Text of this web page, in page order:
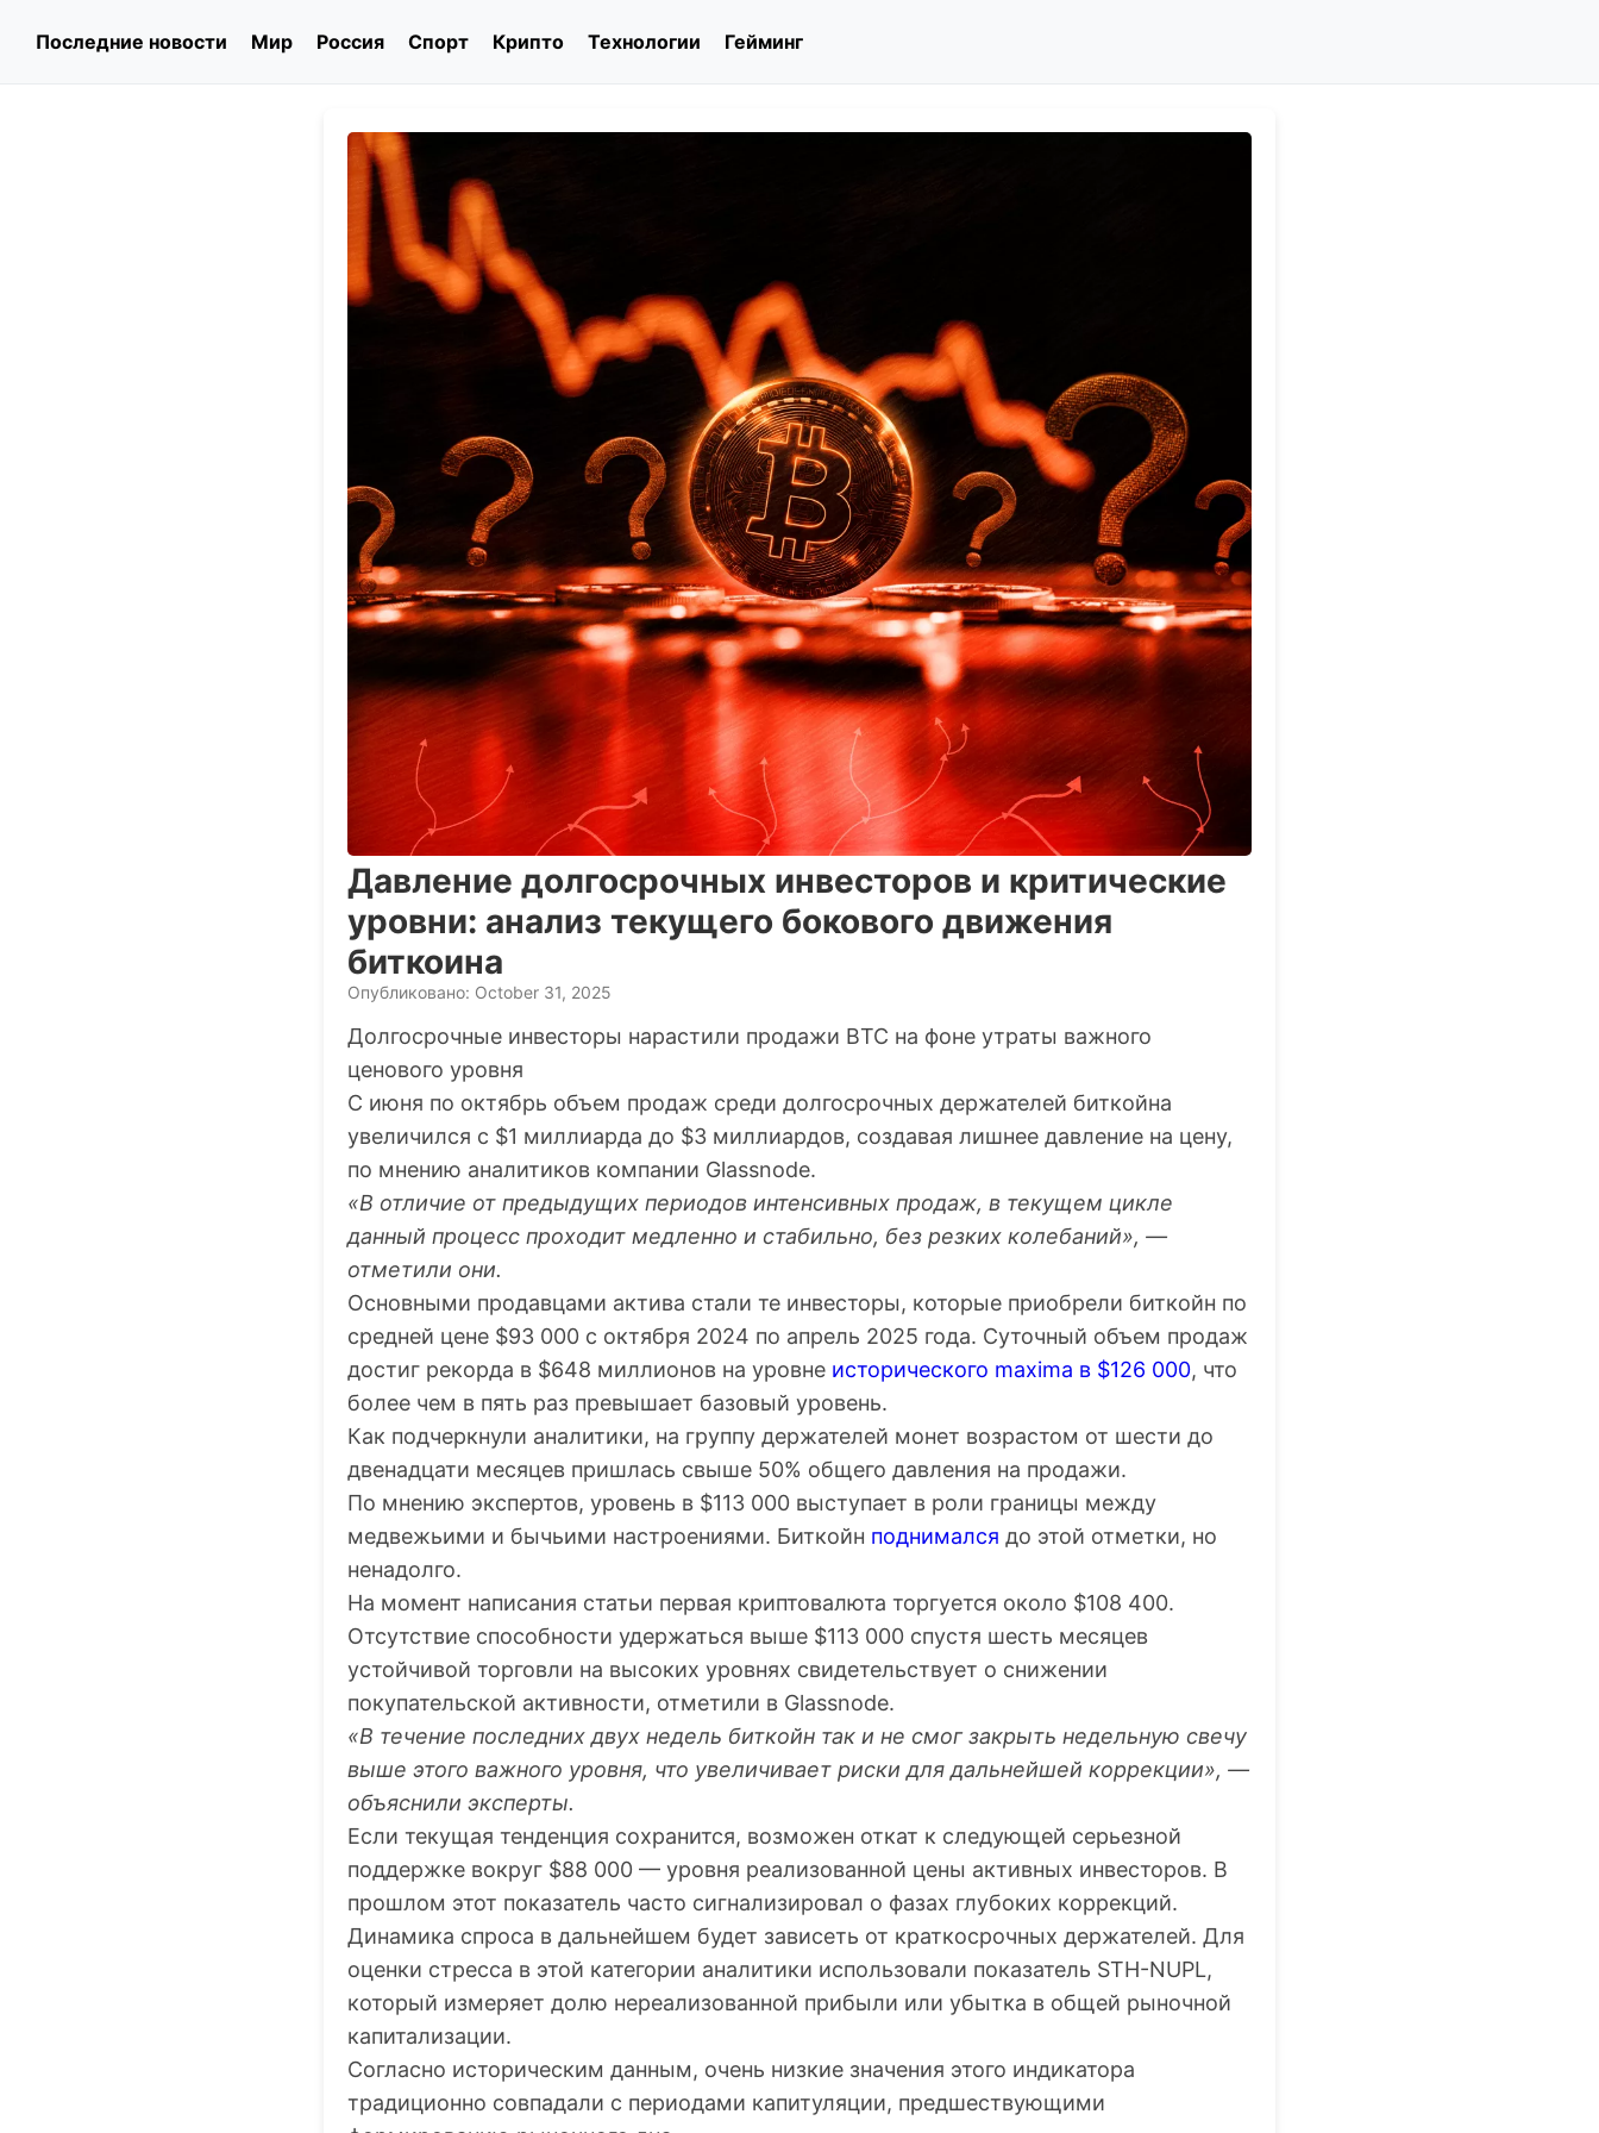
Последние новости Мир Россия Спорт Крипто Технологии Гейминг
Давление долгосрочных инвесторов и критические
уровни: анализ текущего бокового движения
биткоина
Опубликовано: October 31, 2025
Долгосрочные инвесторы нарастили продажи BTC на фоне утраты важного
ценового уровня
С июня по октябрь объем продаж среди долгосрочных держателей биткойна
увеличился с $1 миллиарда до $3 миллиардов, создавая лишнее давление на цену,
по мнению аналитиков компании Glassnode.
«В отличие от предыдущих периодов интенсивных продаж, в текущем цикле
данный процесс проходит медленно и стабильно, без резких колебаний», —
отметили они.
Основными продавцами актива стали те инвесторы, которые приобрели биткойн по
средней цене $93 000 с октября 2024 по апрель 2025 года. Суточный объем продаж
достиг рекорда в $648 миллионов на уровне исторического maxima в $126 000, что
более чем в пять раз превышает базовый уровень.
Как подчеркнули аналитики, на группу держателей монет возрастом от шести до
двенадцати месяцев пришлась свыше 50% общего давления на продажи.
По мнению экспертов, уровень в $113 000 выступает в роли границы между
медвежьими и бычьими настроениями. Биткойн поднимался до этой отметки, но
ненадолго.
На момент написания статьи первая криптовалюта торгуется около $108 400.
Отсутствие способности удержаться выше $113 000 спустя шесть месяцев
устойчивой торговли на высоких уровнях свидетельствует о снижении
покупательской активности, отметили в Glassnode.
«В течение последних двух недель биткойн так и не смог закрыть недельную свечу
выше этого важного уровня, что увеличивает риски для дальнейшей коррекции», —
объяснили эксперты.
Если текущая тенденция сохранится, возможен откат к следующей серьезной
поддержке вокруг $88 000 — уровня реализованной цены активных инвесторов. В
прошлом этот показатель часто сигнализировал о фазах глубоких коррекций.
Динамика спроса в дальнейшем будет зависеть от краткосрочных держателей. Для
оценки стресса в этой категории аналитики использовали показатель STH-NUPL,
который измеряет долю нереализованной прибыли или убытка в общей рыночной
капитализации.
Согласно историческим данным, очень низкие значения этого индикатора
традиционно совпадали с периодами капитуляции, предшествующими